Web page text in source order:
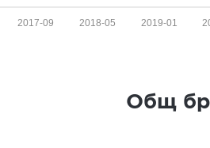
2019-01
2018-05
2017-09
Общ